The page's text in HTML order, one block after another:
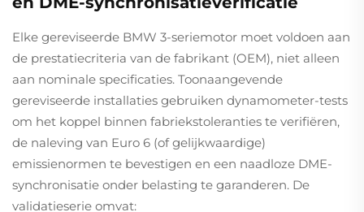
Elke gereviseerde BMW 3-seriemotor moet voldoen aan
de prestatiecriteria van de fabrikant (OEM), niet alleen
aan nominale specificaties. Toonaangevende
gereviseerde installaties gebruiken dynamometer-tests
om het koppel binnen fabriekstoleranties te verifiëren,
de naleving van Euro 6 (of gelijkwaardige)
emissienormen te bevestigen en een naadloze DME-
synchronisatie onder belasting te garanderen. De
validatieserie omvat: